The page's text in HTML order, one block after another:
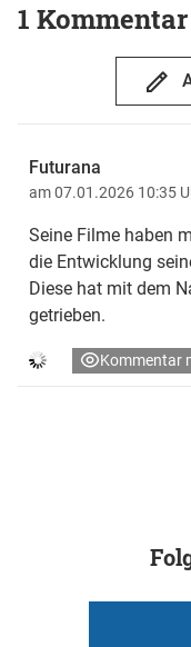
1 Kommentar
Futurana
am 07.01.2026 10:35
Seine Filme haben
die Entwicklung
Diese hat mit dem
getrieben.
Kommentar